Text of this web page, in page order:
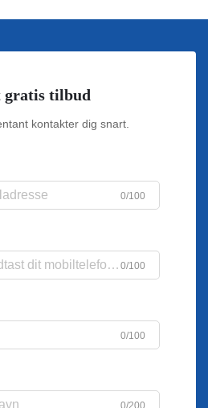
gratis tilbud
kontakter dig snart.
0/100
0/100
0/100
0/200